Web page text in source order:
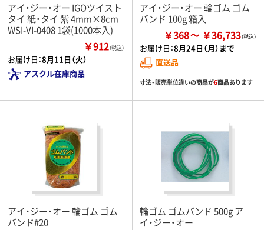
アイ・ジー・オー IGOツイスト
タイ 紙・タイ 紫 4mm×8cm
WSI-VI-0408 1袋(1000本入)
￥912（税込）
お届け日：8月11日（火）
アスクル在庫商品
アイ・ジー・オー 輪ゴム ゴム
バンド 100g 箱入
￥368 ￥36,733
お届け日：8月24日（月）まで
直送品
寸法・販売単位違いの商品が6商品あります
アイ・ジー・オー 輪ゴム ゴム
バンド#20
輪ゴム ゴムバンド 500g ア
イ・ジー・オー